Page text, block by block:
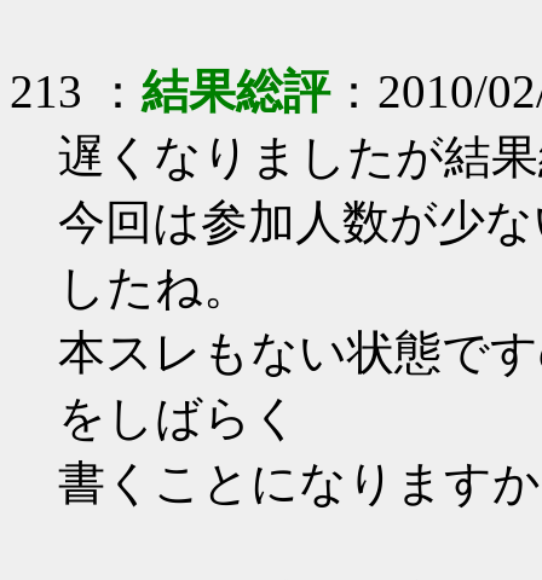
213 ： 結果総評：2010/
遅くなりましたが結
今回は参加人数が少
したね。
本スレもない状態で
をしばらく
書くことになります